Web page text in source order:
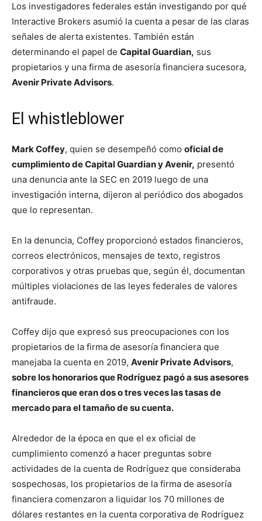
Los investigadores federales están investigando por qué
Interactive Brokers asumió la cuenta a pesar de las claras
señales de alerta existentes. También están
determinando el papel de Capital Guardian, sus
propietarios y una firma de asesoría financiera sucesora,
Avenir Private Advisors.
El whistleblower
Mark Coffey, quien se desempeñó como oficial de
cumplimiento de Capital Guardian y Avenir, presentó
una denuncia ante la SEC en 2019 luego de una
investigación interna, dijeron al periódico dos abogados
que lo representan.
En la denuncia, Coffey proporcionó estados financieros,
correos electrónicos, mensajes de texto, registros
corporativos y otras pruebas que, según él, documentan
múltiples violaciones de las leyes federales de valores
antifraude.
Coffey dijo que expresó sus preocupaciones con los
propietarios de la firma de asesoría financiera que
manejaba la cuenta en 2019, Avenir Private Advisors,
sobre los honorarios que Rodríguez pagó a sus asesores
financieros que eran dos o tres veces las tasas de
mercado para el tamaño de su cuenta.
Alrededor de la época en que el ex oficial de
cumplimiento comenzó a hacer preguntas sobre
actividades de la cuenta de Rodríguez que consideraba
sospechosas, los propietarios de la firma de asesoría
financiera comenzaron a liquidar los 70 millones de
dólares restantes en la cuenta corporativa de Rodríguez